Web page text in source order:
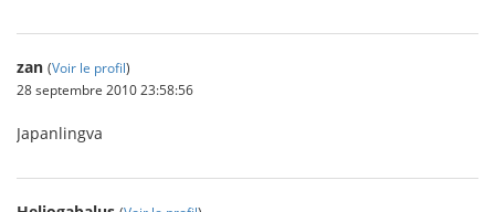
zan (Voir le profil)
28 septembre 2010 23:58:56
Japanlingva